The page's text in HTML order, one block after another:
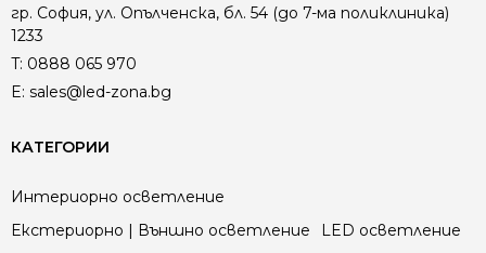
гр. София, ул. Опълченска, бл. 54 (до 7-ма поликлиника)
1233
T: 0888 065 970
E: sales@led-zona.bg
КАТЕГОРИИ
Интериорно осветление
Екстериорно | Външно осветление
LED осветление